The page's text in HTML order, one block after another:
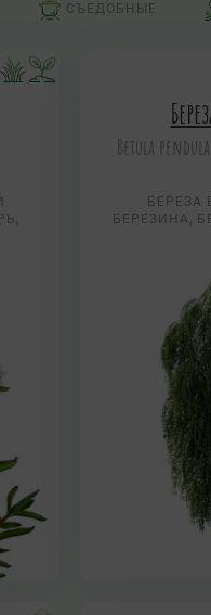
СЪЕДОБНЫЕ
Betula
БЕРЕЗА
БЕРЕЗИНА,